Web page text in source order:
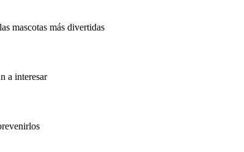
mascotas más divertidas
a interesar